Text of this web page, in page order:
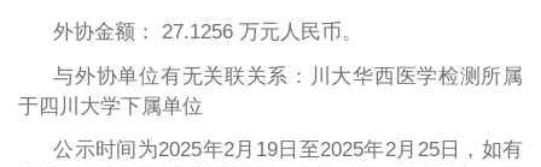
外协金额： 27.1256万元人民币。
与外协单位有无关联关系：川大华西医学检测所属
于四川大学下属单位
公示时间为2025年2月 19日至2025年2月 25日 ，如有